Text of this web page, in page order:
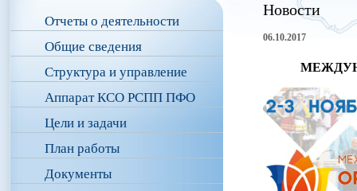
Отчеты о деятельности
Общие сведения
Структура и управление
Аппарат КСО РСПП ПФО
Цели и задачи
План работы
Документы
Новости
06.10.2017